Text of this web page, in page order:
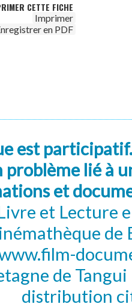
CETTE FICHE
Imprimer
en PDF
est
lié à
et
et Lecture
de
de
distribution